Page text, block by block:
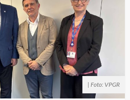
| Foto: VPGR